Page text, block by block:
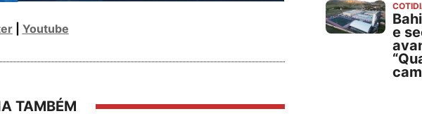
| Youtube
TAMBÉM
e